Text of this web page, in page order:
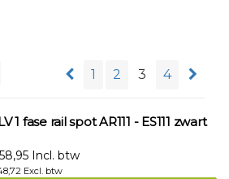
1 2 3 4
1 fase rail spot AR111 - ES111 zwart
Incl. btw
Excl. btw